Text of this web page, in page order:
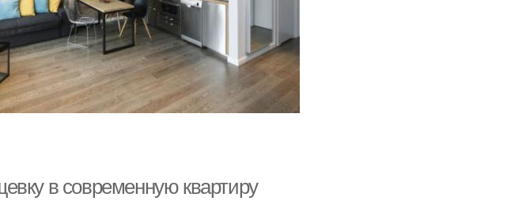
в современную квартиру